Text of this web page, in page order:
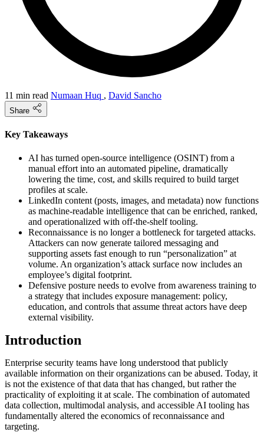
11 min read Numaan Huq , David Sancho
Share
Key Takeaways
AI has turned open-source intelligence (OSINT) from a
manual effort into an automated pipeline, dramatically
lowering the time, cost, and skills required to build target
profiles at scale.
LinkedIn content (posts, images, and metadata) now functions
as machine-readable intelligence that can be enriched, ranked,
and operationalized with off-the-shelf tooling.
Reconnaissance is no longer a bottleneck for targeted attacks.
Attackers can now generate tailored messaging and
supporting assets fast enough to run “personalization” at
volume. An organization’s attack surface now includes an
employee’s digital footprint.
Defensive posture needs to evolve from awareness training to
a strategy that includes exposure management: policy,
education, and controls that assume threat actors have deep
external visibility.
Introduction
Enterprise security teams have long understood that publicly
available information on their organizations can be abused. Today, it
is not the existence of that data that has changed, but rather the
practicality of exploiting it at scale. The combination of automated
data collection, multimodal analysis, and accessible AI tooling has
fundamentally altered the economics of reconnaissance and
targeting.